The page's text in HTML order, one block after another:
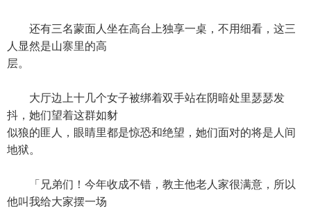
还有三名蒙面人坐在高台上独享一桌，不用细看，这三
人显然是山寨里的高
层。
大厅边上十几个女子被绑着双手站在阴暗处里瑟瑟发
抖，她们望着这群如豺
似狼的匪人，眼睛里都是惊恐和绝望，她们面对的将是人间
地狱。
「兄弟们！今年收成不错，教主他老人家很满意，所以
他叫我给大家摆一场